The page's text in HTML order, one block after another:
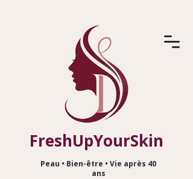
FreshUpYourSkin
Peau • Bien-être • Vie après 40
ans